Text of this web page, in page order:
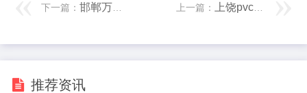
下一篇： 邯郸万能胶厂家 伊朗革命卫队部署新型弹道弹 射程达2000公里 上一篇： 上饶pvc管道管件胶 遇到下面10种人要多个心眼
推荐资讯